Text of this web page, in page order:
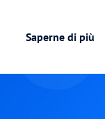
Saperne di più